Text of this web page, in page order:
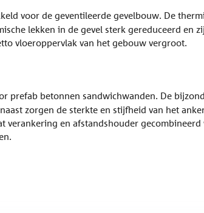
voor de geventileerde gevelbouw. De
lekken in de gevel sterk gereduceerd en
vloeroppervlak van het gebouw vergroot.
prefab betonnen sandwichwanden. De
zorgen de sterkte en stijfheid van het
verankering en afstandshouder